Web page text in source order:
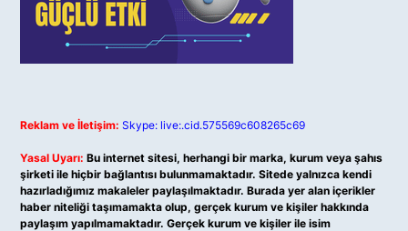
Reklam ve İletişim: Skype: live:.cid.575569c608265c69
Yasal Uyarı: Bu internet sitesi, herhangi bir marka, kurum veya şahıs
şirketi ile hiçbir bağlantısı bulunmamaktadır. Sitede yalnızca kendi
hazırladığımız makaleler paylaşılmaktadır. Burada yer alan içerikler
haber niteliği taşımamakta olup, gerçek kurum ve kişiler hakkında
paylaşım yapılmamaktadır. Gerçek kurum ve kişiler ile isim